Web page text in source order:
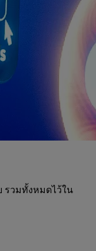
รวมทั้งหมดไว้ใน